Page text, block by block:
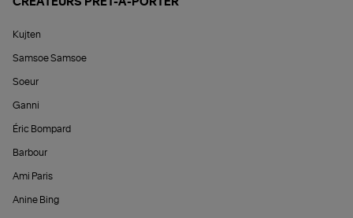
CRÉATEURS PRÊT-À-PORTER
Kujten
Samsoe Samsoe
Soeur
Ganni
Éric Bompard
Barbour
Ami Paris
Anine Bing